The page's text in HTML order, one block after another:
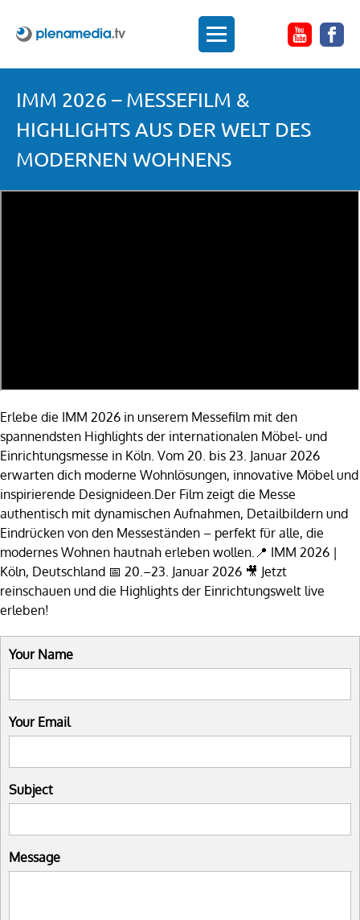
IMM 2026 – MESSEFILM &
HIGHLIGHTS AUS DER WELT DES
MODERNEN WOHNENS
Erlebe die IMM 2026 in unserem Messefilm mit den
spannendsten Highlights der internationalen Möbel- und
Einrichtungsmesse in Köln. Vom 20. bis 23. Januar 2026
erwarten dich moderne Wohnlösungen, innovative Möbel und
inspirierende Designideen.Der Film zeigt die Messe
authentisch mit dynamischen Aufnahmen, Detailbildern und
Eindrücken von den Messeständen – perfekt für alle, die
modernes Wohnen hautnah erleben wollen.📍 IMM 2026 |
Köln, Deutschland 📅 20.–23. Januar 2026 🎥 Jetzt
reinschauen und die Highlights der Einrichtungswelt live
erleben!
Your Name
Your Email
Subject
Message